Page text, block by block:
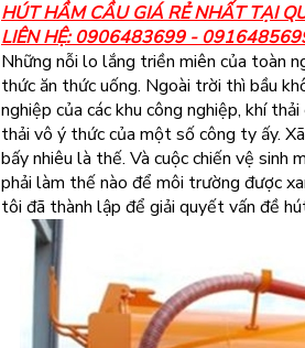
HÚT HẦM CẦU GIÁ RẺ NHẤT TẠI
LIÊN HỆ: 0906483699 -
Những nỗi lo lắng triền miên của toàn
thức ăn thức uống. Ngoài trời thì bầu
nghiệp của các khu công nghiệp, khí
thải vô ý thức của một số công ty ấy.
bấy nhiêu là thế. Và cuộc chiến vệ sinh
phải làm thế nào để môi trường được
tôi đã thành lập để giải quyết vấn đề